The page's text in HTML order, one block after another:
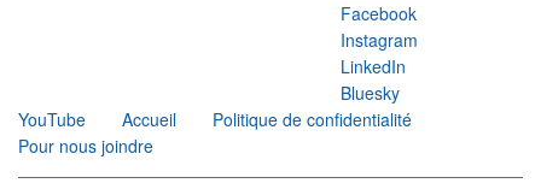
Facebook
Instagram
LinkedIn
Bluesky
YouTube
Accueil
Politique de confidentialité
Pour nous joindre